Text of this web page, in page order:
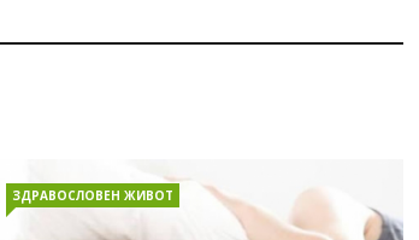
ЗДРАВОСЛОВЕН ЖИВОТ